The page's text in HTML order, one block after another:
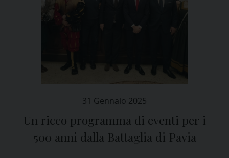
31 Gennaio 2025
Un ricco programma di eventi per i
500 anni dalla Battaglia di Pavia